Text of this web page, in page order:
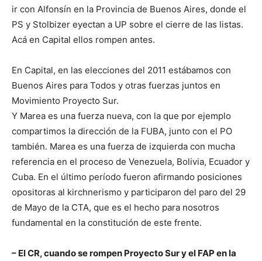
ir con Alfonsín en la Provincia de Buenos Aires, donde el
PS y Stolbizer eyectan a UP sobre el cierre de las listas.
Acá en Capital ellos rompen antes.
En Capital, en las elecciones del 2011 estábamos con
Buenos Aires para Todos y otras fuerzas juntos en
Movimiento Proyecto Sur.
Y Marea es una fuerza nueva, con la que por ejemplo
compartimos la dirección de la FUBA, junto con el PO
también. Marea es una fuerza de izquierda con mucha
referencia en el proceso de Venezuela, Bolivia, Ecuador y
Cuba. En el último período fueron afirmando posiciones
opositoras al kirchnerismo y participaron del paro del 29
de Mayo de la CTA, que es el hecho para nosotros
fundamental en la constitución de este frente.
– El CR, cuando se rompen Proyecto Sur y el FAP en la